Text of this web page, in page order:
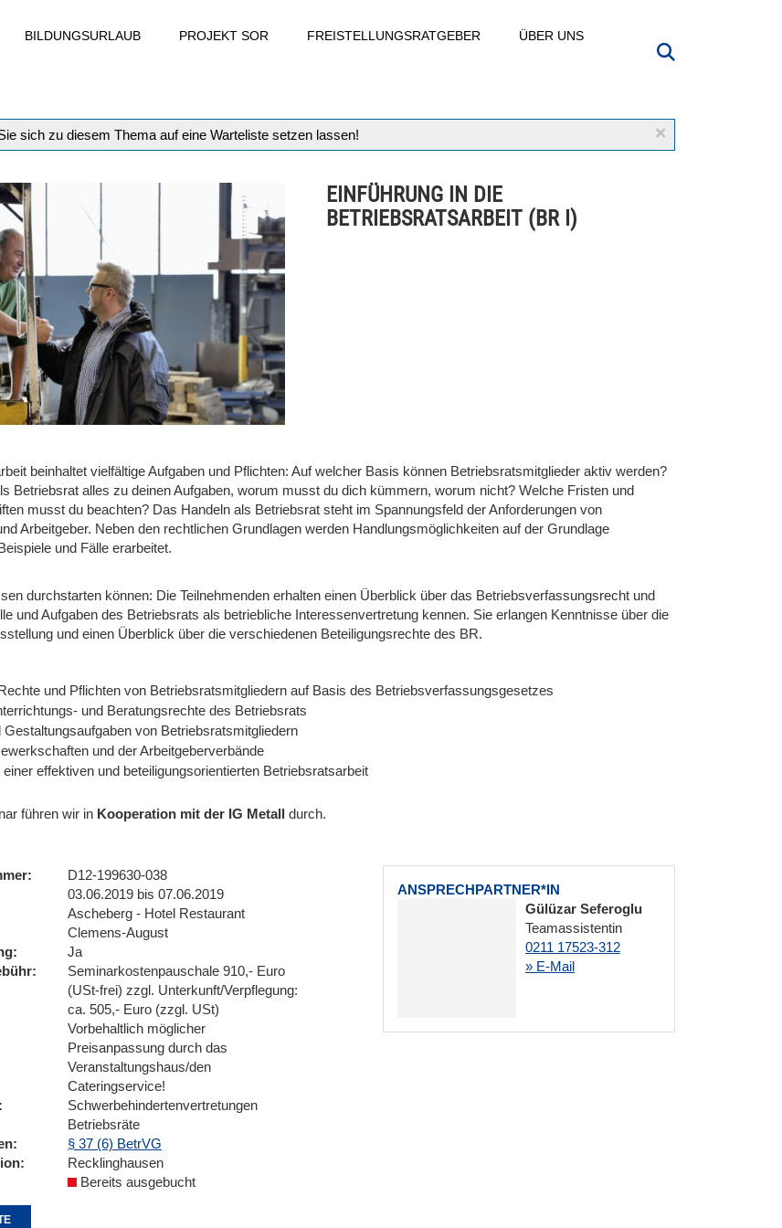
BILDUNGSURLAUB PROJEKT SOR FREISTELLUNGSRATGEBER ÜBER UNS
×
sich zu diesem Thema auf eine Warteliste setzen lassen!
EINFÜHRUNG IN DIE
BETRIEBSRATSARBEIT (BR I)
beinhaltet vielfältige Aufgaben und Pflichten: Auf welcher Basis können Betriebsratsmitglieder aktiv werden?
Betriebsrat alles zu deinen Aufgaben, worum musst du dich kümmern, worum nicht? Welche Fristen und
musst du beachten? Das Handeln als Betriebsrat steht im Spannungsfeld der Anforderungen von
Arbeitgeber. Neben den rechtlichen Grundlagen werden Handlungsmöglichkeiten auf der Grundlage
und Fälle erarbeitet.
durchstarten können: Die Teilnehmenden erhalten einen Überblick über das Betriebsverfassungsrecht und
und Aufgaben des Betriebsrats als betriebliche Interessenvertretung kennen. Sie erlangen Kenntnisse über die
und einen Überblick über die verschiedenen Beteiligungsrechte des BR.
und Pflichten von Betriebsratsmitgliedern auf Basis des Betriebsverfassungsgesetzes
und Beratungsrechte des Betriebsrats
Gestaltungsaufgaben von Betriebsratsmitgliedern
und der Arbeitgeberverbände
effektiven und beteiligungsorientierten Betriebsratsarbeit
führen wir in Kooperation mit der IG Metall durch.
ANSPRECHPARTNER*IN
Gülüzar Seferoglu
Teamassistentin
0211 17523-312
» E-Mail
D12-199630-038
03.06.2019 bis 07.06.2019
Ascheberg - Hotel Restaurant
Clemens-August
Ja
Seminarkostenpauschale 910,- Euro
(USt-frei) zzgl. Unterkunft/Verpflegung:
ca. 505,- Euro (zzgl. USt)
Vorbehaltlich möglicher
Preisanpassung durch das
Veranstaltungshaus/den
Cateringservice!
Schwerbehindertenvertretungen
Betriebsräte
§ 37 (6) BetrVG
Recklinghausen
Bereits ausgebucht